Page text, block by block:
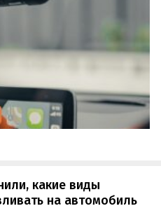
Светлана
какие виды
на автомобиль